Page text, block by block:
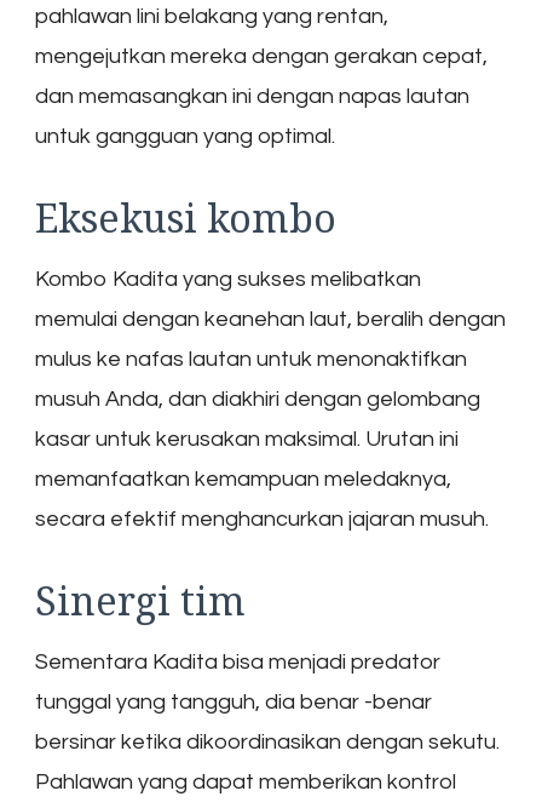
pahlawan lini belakang yang rentan,
mengejutkan mereka dengan gerakan cepat,
dan memasangkan ini dengan napas lautan
untuk gangguan yang optimal.
Eksekusi kombo
Kombo Kadita yang sukses melibatkan
memulai dengan keanehan laut, beralih dengan
mulus ke nafas lautan untuk menonaktifkan
musuh Anda, dan diakhiri dengan gelombang
kasar untuk kerusakan maksimal. Urutan ini
memanfaatkan kemampuan meledaknya,
secara efektif menghancurkan jajaran musuh.
Sinergi tim
Sementara Kadita bisa menjadi predator
tunggal yang tangguh, dia benar -benar
bersinar ketika dikoordinasikan dengan sekutu.
Pahlawan yang dapat memberikan kontrol